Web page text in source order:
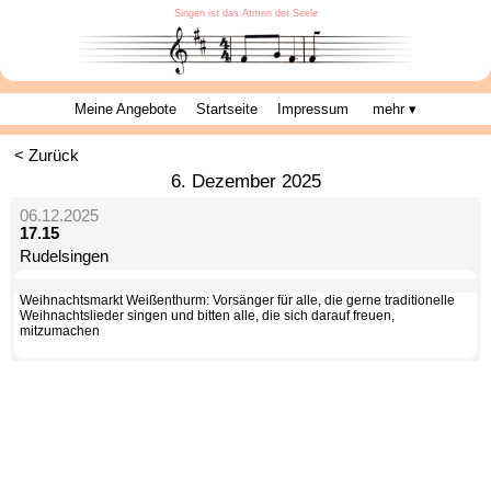
Singen ist das Atmen der Seele
Meine Angebote Startseite Impressum mehr ▾
< Zurück
6. Dezember 2025
06.12.2025
17.15
Rudelsingen
Weihnachtsmarkt Weißenthurm: Vorsänger für alle, die gerne traditionelle
Weihnachtslieder singen und bitten alle, die sich darauf freuen,
mitzumachen